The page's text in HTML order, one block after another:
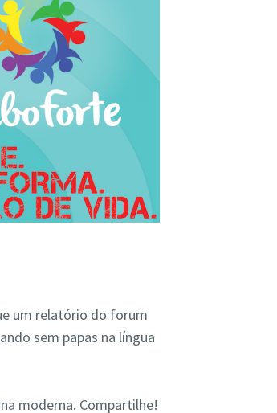
um relatório do forum
sem papas na língua
moderna. Compartilhe!